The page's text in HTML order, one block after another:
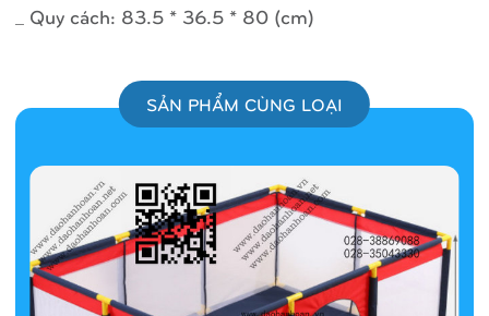
_ Quy cách: 83.5 * 36.5 * 80 (cm)
SẢN PHẨM CÙNG LOẠI